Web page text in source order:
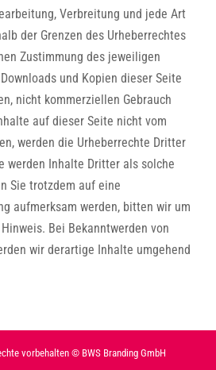
Verbreitung und jede Art
der Grenzen des Urheberrechtes
Zustimmung des jeweiligen
und Kopien dieser Seite
nicht kommerziellen Gebrauch
auf dieser Seite nicht vom
werden die Urheberrechte Dritter
werden Inhalte Dritter als solche
Sie trotzdem auf eine
aufmerksam werden, bitten wir um
Bei Bekanntwerden von
wir derartige Inhalte umgehend
vorbehalten © BWS Branding GmbH